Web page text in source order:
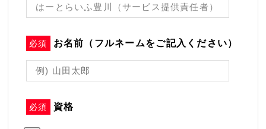
必須 お名前（フルネームをご記入ください）
必須 資格